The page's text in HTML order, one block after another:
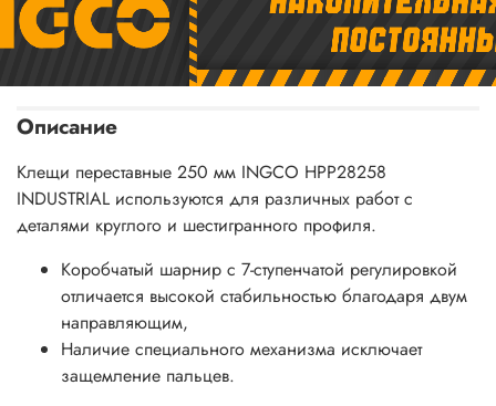
Описание
Клещи переставные 250 мм INGCO HPP28258
INDUSTRIAL используются для различных работ с
деталями круглого и шестигранного профиля.
Коробчатый шарнир с 7-ступенчатой регулировкой
отличается высокой стабильностью благодаря двум
направляющим,
Наличие специального механизма исключает
защемление пальцев.